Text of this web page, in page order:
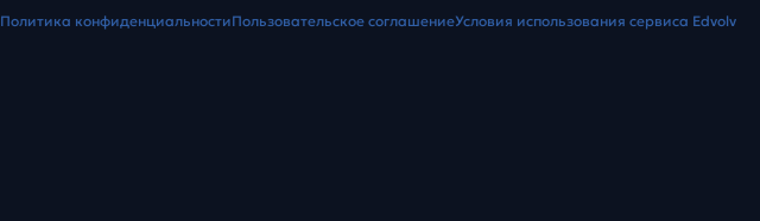
Политика конфиденциальностиПользовательское соглашениеУсловия использования сервиса Edvolv